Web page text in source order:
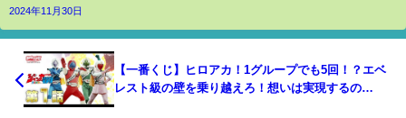
2024年11月30日
【一番くじ】ヒロアカ！1グループでも5回！？エベ
レスト級の壁を乗り越えろ！想いは実現するの